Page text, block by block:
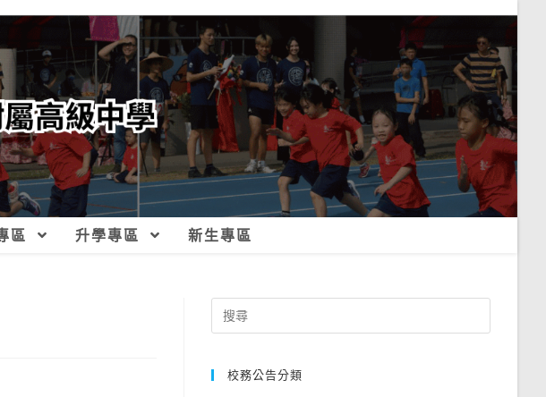
區 升學專區 新生專區
Search
for:
校務公告分類